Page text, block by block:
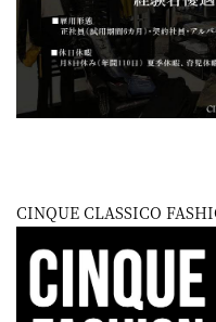
CINQUE CLASSICO